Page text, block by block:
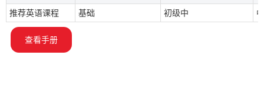
推荐英语课程
基础 初级中
查看手册